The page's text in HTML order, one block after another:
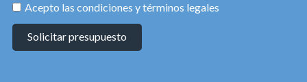
Acepto las condiciones y términos legales
Solicitar presupuesto